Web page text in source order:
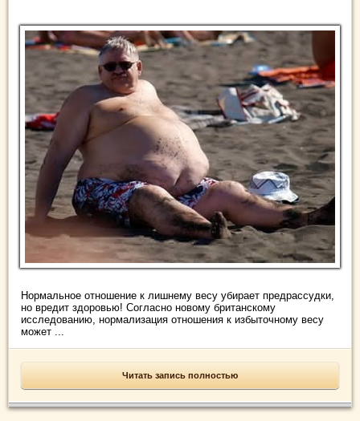
Нормальное отношение к лишнему весу убирает предрассудки,
но вредит здоровью! Согласно новому британскому
исследованию, нормализация отношения к избыточному весу
может ...
Читать запись полностью